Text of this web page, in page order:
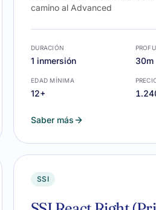
camino al Advanced
DURACIÓN
1 inmersión 30m
EDAD MÍNIMA
12+
Saber más
SSI